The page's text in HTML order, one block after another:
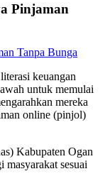
Pinjaman
keuangan
untuk memulai
mereka
online (pinjol)
Kabupaten Ogan
sesuai